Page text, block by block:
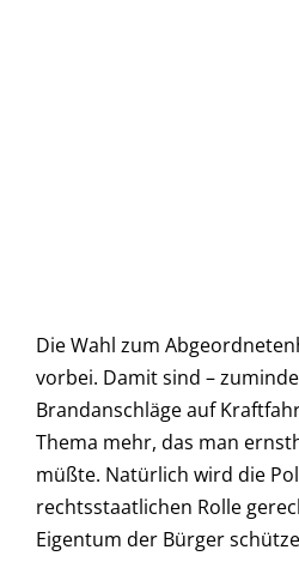
Die Wahl zum
vorbei. Damit sind –
Brandanschläge auf
Thema mehr, das man
müßte. Natürlich wird die
rechtsstaatlichen Rolle
Eigentum der Bürger